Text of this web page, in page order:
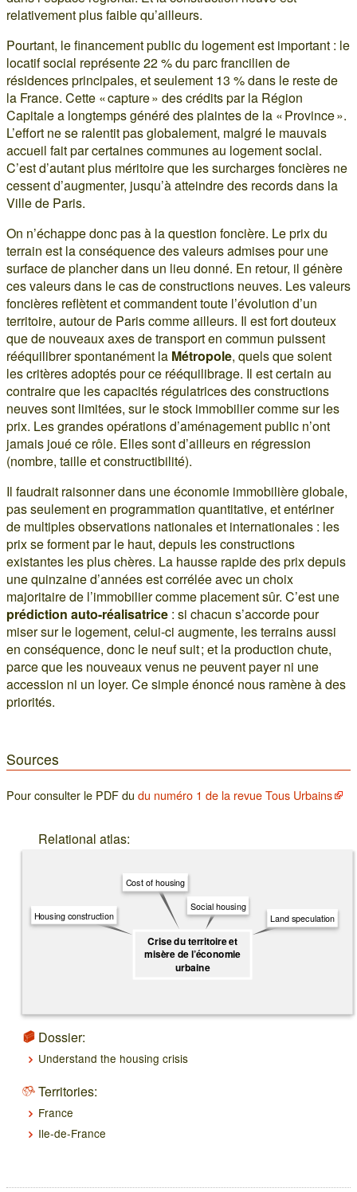
relativement plus faible qu’ailleurs.
Pourtant, le financement public du logement est important : le
locatif social représente 22 % du parc francilien de
résidences principales, et seulement 13 % dans le reste de
la France. Cette « capture » des crédits par la Région
Capitale a longtemps généré des plaintes de la « Province ».
L’effort ne se ralentit pas globalement, malgré le mauvais
accueil fait par certaines communes au logement social.
C’est d’autant plus méritoire que les surcharges foncières ne
cessent d’augmenter, jusqu’à atteindre des records dans la
Ville de Paris.
On n’échappe donc pas à la question foncière. Le prix du
terrain est la conséquence des valeurs admises pour une
surface de plancher dans un lieu donné. En retour, il génère
ces valeurs dans le cas de constructions neuves. Les valeurs
foncières reflètent et commandent toute l’évolution d’un
territoire, autour de Paris comme ailleurs. Il est fort douteux
que de nouveaux axes de transport en commun puissent
rééquilibrer spontanément la Métropole, quels que soient
les critères adoptés pour ce rééquilibrage. Il est certain au
contraire que les capacités régulatrices des constructions
neuves sont limitées, sur le stock immobilier comme sur les
prix. Les grandes opérations d’aménagement public n’ont
jamais joué ce rôle. Elles sont d’ailleurs en régression
(nombre, taille et constructibilité).
Il faudrait raisonner dans une économie immobilière globale,
pas seulement en programmation quantitative, et entériner
de multiples observations nationales et internationales : les
prix se forment par le haut, depuis les constructions
existantes les plus chères. La hausse rapide des prix depuis
une quinzaine d’années est corrélée avec un choix
majoritaire de l’immobilier comme placement sûr. C’est une
prédiction auto-réalisatrice : si chacun s’accorde pour
miser sur le logement, celui-ci augmente, les terrains aussi
en conséquence, donc le neuf suit ; et la production chute,
parce que les nouveaux venus ne peuvent payer ni une
accession ni un loyer. Ce simple énoncé nous ramène à des
priorités.
Sources
Pour consulter le PDF du du numéro 1 de la revue Tous Urbains
Relational atlas:
Crise du territoire et
misère de l’économie
urbaine
Land speculation
Social housing
Cost of housing
Housing construction
Dossier:
Understand the housing crisis
Territories:
France
Ile-de-France